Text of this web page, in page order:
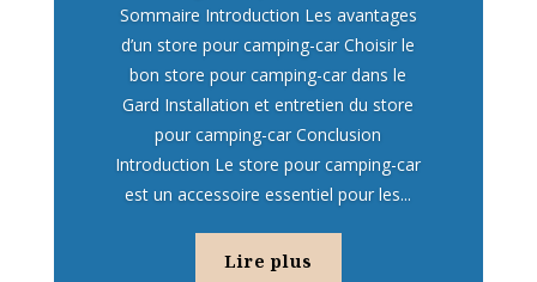
Sommaire Introduction Les avantages
d’un store pour camping-car Choisir le
bon store pour camping-car dans le
Gard Installation et entretien du store
pour camping-car Conclusion
Introduction Le store pour camping-car
est un accessoire essentiel pour les...
Lire plus